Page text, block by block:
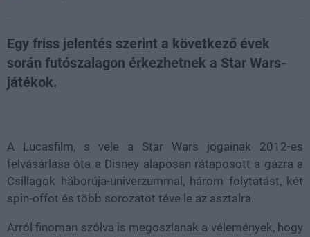
Egy friss jelentés szerint a következő évek
során futószalagon érkezhetnek a Star Wars-
játékok.
A Lucasfilm, s vele a Star Wars jogainak 2012-es
felvásárlása óta a Disney alaposan rátaposott a gázra a
Csillagok háborúja-univerzummal, három folytatást, két
spin-offot és több sorozatot téve le az asztalra.
Arról finoman szólva is megoszlanak a vélemények, hogy